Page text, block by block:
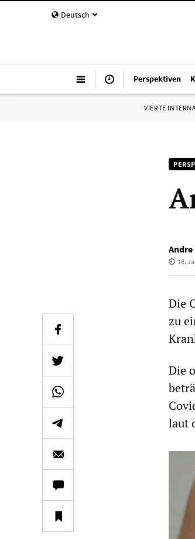
Deutsch
Perspektiven
VIERTE
18.
Die
zu
Die
laut